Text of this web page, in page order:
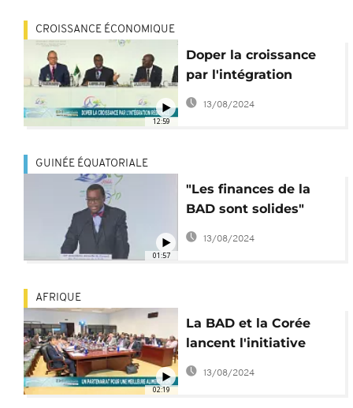
12:59
CROISSANCE ÉCONOMIQUE
Doper la croissance
par l'intégration
régionale
13/08/2024
01:57
GUINÉE ÉQUATORIALE
"Les finances de la
BAD sont solides"
(Adesina)
13/08/2024
02:19
AFRIQUE
La BAD et la Corée
lancent l'initiative
"Nourrir l'Afrique"
13/08/2024